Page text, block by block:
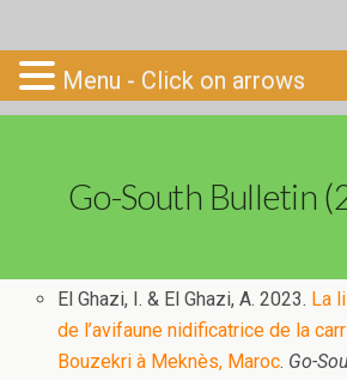
Go-South
Go-South Bulletin
El Ghazi, I. & El Ghazi, A. 2023. La
de l’avifaune nidificatrice de la
Bouzekri à Meknès, Maroc. Go-
Menu - Click on arrows